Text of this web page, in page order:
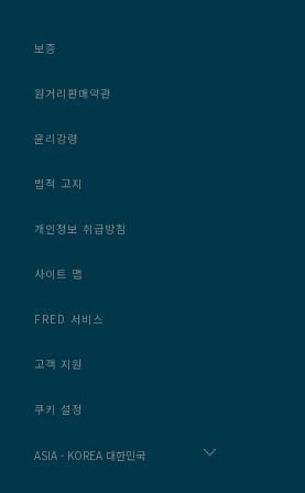
보증
원거리판매약관
윤리강령
법적 고지
개인정보 취급방침
사이트 맵
FRED 서비스
고객 지원
쿠키 설정
ASIA - KOREA 대한민국